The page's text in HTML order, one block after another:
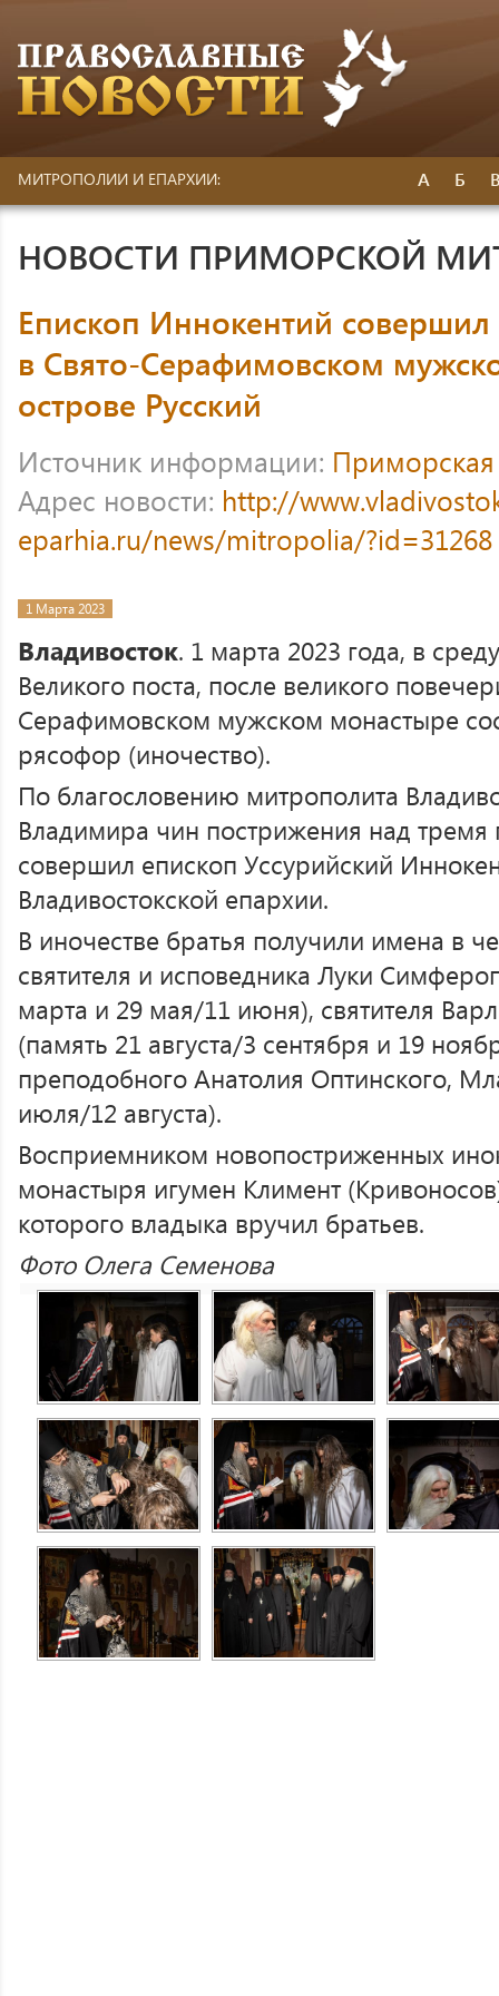
МИТРОПОЛИИ И ЕПАРХИИ: А Б
НОВОСТИ ПРИМОРСКОЙ
Епископ Иннокентий совершил
в Свято-Серафимовском
острове Русский
Источник информации:
Адрес новости: http://
eparhia.ru/news/mitropolia/?id=31268
1 Марта 2023
Владивосток. 1 марта 2023 года, в
Великого поста, после великого
Серафимовском мужском монастыре
рясофор (иночество).
По благословению митрополита
Владимира чин пострижения над
совершил епископ Уссурийский
Владивостокской епархии.
В иночестве братья получили имена в
святителя и исповедника Луки
марта и 29 мая/11 июня), святителя
(память 21 августа/3 сентября и 19
преподобного Анатолия Оптинского,
июля/12 августа).
Восприемником новопостриженных
монастыря игумен Климент
которого владыка вручил братьев.
Фото Олега Семенова